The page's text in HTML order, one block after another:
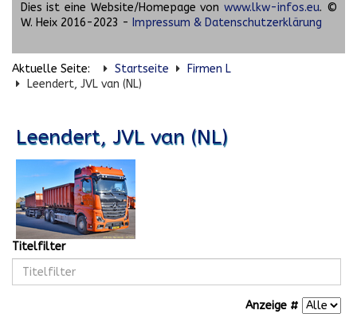
Dies ist eine Website/Homepage von www.lkw-infos.eu. ©
W. Heix 2016-2023 - Impressum & Datenschutzerklärung
Aktuelle Seite: Startseite
Firmen L
Leendert, JVL van (NL)
Leendert, JVL van (NL)
Titelfilter
Anzeige #